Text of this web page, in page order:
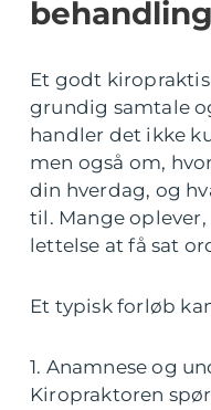
Et godt
grundig samtale
handler det ikke
men også om,
din hverdag, og
til. Mange oplever,
lettelse at få sat
Et typisk forløb
1. Anamnese og
Kiropraktoren